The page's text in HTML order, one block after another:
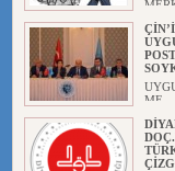
ME...